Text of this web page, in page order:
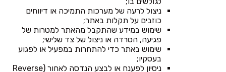
ניצול לרעה של מערכות התמיכה או דיווחים
כוזבים על תקלות באתר;
שימוש במידע שהתקבל מהאתר למטרות של
פגיעה, הטרדה או ניצול של צד שלישי;
שימוש באתר כדי להתחרות במפעיל או לפגוע
בעסקיו;
ניסיון לפענח או לבצע הנדסה לאחור (Reverse